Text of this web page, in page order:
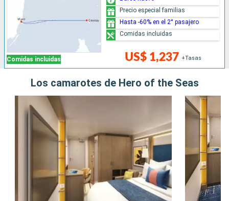
Comidas incluidas US$ 1,237 +Tasas
Precio especial familias
Hasta -60% en el 2° pasajero
Comidas incluidas
Los camarotes de Hero of the Seas